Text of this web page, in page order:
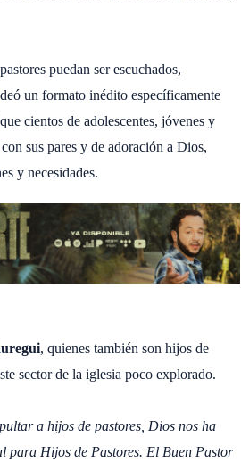
puedan ser escuchados,
un formato inédito específicamente
cientos de adolescentes, jóvenes y
sus pares y de adoración a Dios,
y necesidades.
, quienes también son hijos de
sector de la iglesia poco explorado.
a hijos de pastores, Dios nos ha
para Hijos de Pastores. El Buen Pastor